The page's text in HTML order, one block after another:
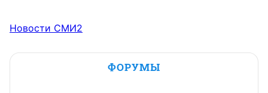
Новости СМИ2
ФОРУМЫ